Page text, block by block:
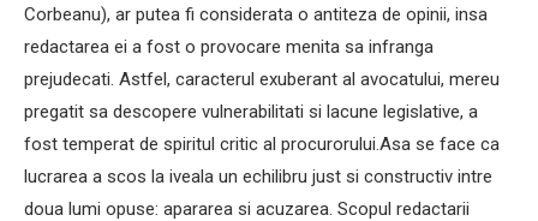
Corbeanu), ar putea fi considerata o antiteza de opinii, insa
redactarea ei a fost o provocare menita sa infranga
prejudecati. Astfel, caracterul exuberant al avocatului, mereu
pregatit sa descopere vulnerabilitati si lacune legislative, a
fost temperat de spiritul critic al procurorului.Asa se face ca
lucrarea a scos la iveala un echilibru just si constructiv intre
doua lumi opuse: apararea si acuzarea. Scopul redactarii